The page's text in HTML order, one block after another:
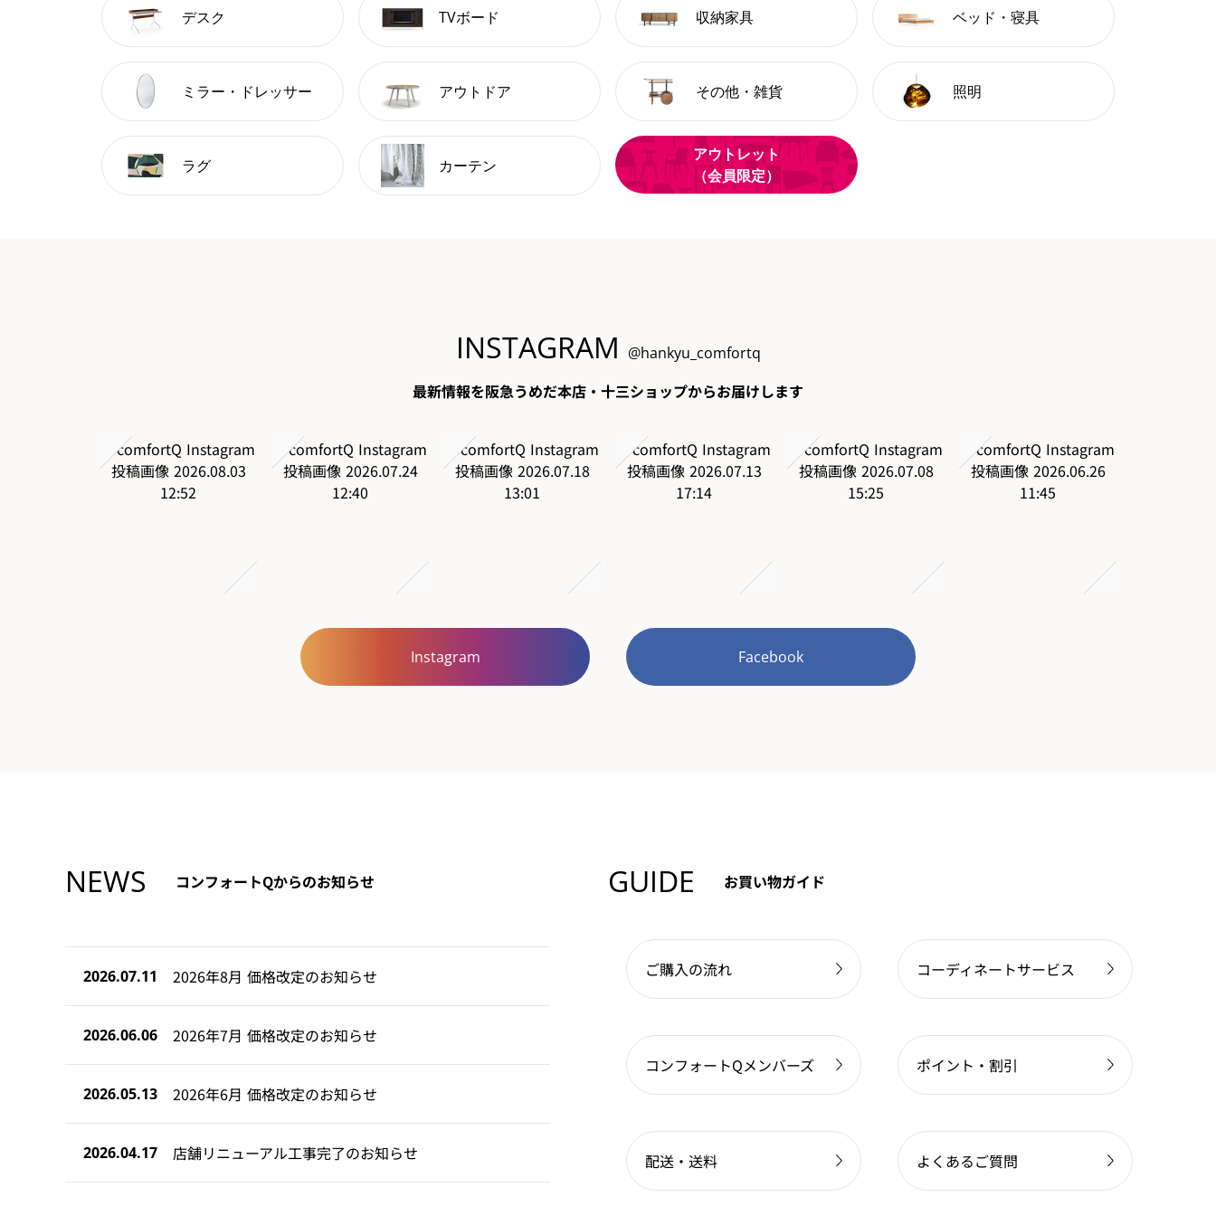
デスク TVボード 収納家具 ベッド・寝具
ミラー・ドレッサー アウトドア その他・雑貨 照明
ラグ カーテン
アウトレット
（会員限定）
INSTAGRAM @hankyu_comfortq
最新情報を阪急うめだ本店・十三ショップからお届けします
Instagram Facebook
NEWS コンフォートQからのお知らせ
2026.07.11 2026年8月 価格改定のお知らせ
2026.06.06 2026年7月 価格改定のお知らせ
2026.05.13 2026年6月 価格改定のお知らせ
2026.04.17 店舗リニューアル工事完了のお知らせ
GUIDE お買い物ガイド
ご購入の流れ コーディネートサービス
コンフォートQメンバーズ ポイント・割引
配送・送料 よくあるご質問